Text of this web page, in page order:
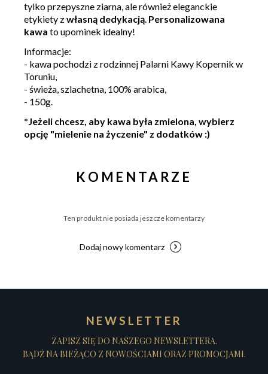
tylko przepyszne ziarna, ale również eleganckie
etykiety zwłasną dedykacją. Personalizowana
kawa to upominek idealny!
Informacje:
- kawa pochodzi z rodzinnej Palarni Kawy Kopernik w
Toruniu,
- świeża, szlachetna, 100% arabica,
- 150g.
*Jeżeli chcesz, aby kawa była zmielona, wybierz
opcję "mielenie na życzenie" z dodatków :)
KOMENTARZE
Ten produkt nie posiada jeszcze komentarzy
Dodaj nowy komentarz
NEWSLETTER
ZAPISZ SIĘ DO NASZEGO NEWSLETTERA.
BĄDŹ NA BIEŻĄCO Z NOWOŚCIAMI ORAZ PROMOCJAMI.